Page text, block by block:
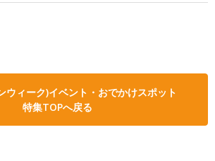
ウィーク)イベント・おでかけスポット
特集TOPへ戻る